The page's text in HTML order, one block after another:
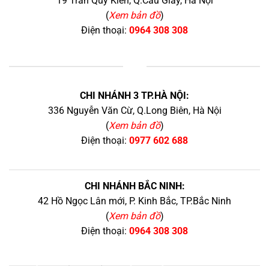
(Xem bản đồ)
Điện thoại: 0964 308 308
CHI NHÁNH 3 TP.HÀ NỘI:
336 Nguyễn Văn Cừ, Q.Long Biên, Hà Nội
(Xem bản đồ)
Điện thoại: 0977 602 688
CHI NHÁNH BẮC NINH:
42 Hồ Ngọc Lân mới, P. Kinh Bắc, TP.Bắc Ninh
(Xem bản đồ)
Điện thoại: 0964 308 308